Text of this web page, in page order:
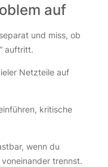
auf
und miss, ob
auftritt.
Netzteile auf
kritische
wenn du
trennst.